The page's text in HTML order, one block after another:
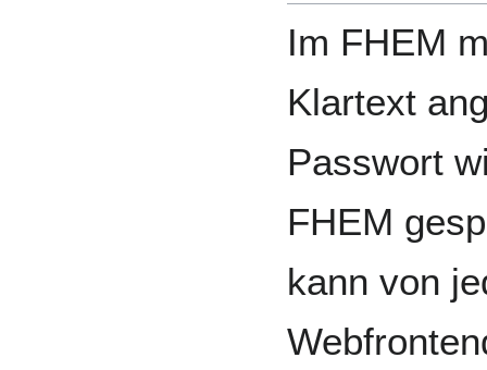
Im FHEM
Klartext
Passwort
FHEM
kann von